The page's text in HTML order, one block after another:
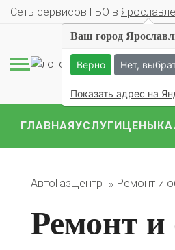
Cеть сервисов ГБО в Ярославле
ГЛАВНАЯУСЛУГИЦЕНЫ
АвтоГазЦентр Ремонт и
Ремонт
Ваш город
Верно Нет,
Показать адрес на